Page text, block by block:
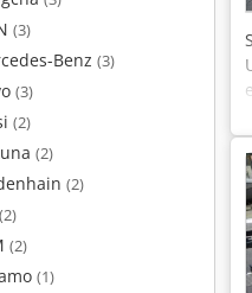
(3)
Benz (3)
(3)
(2)
(2)
(2)
(2)
(2)
(1)